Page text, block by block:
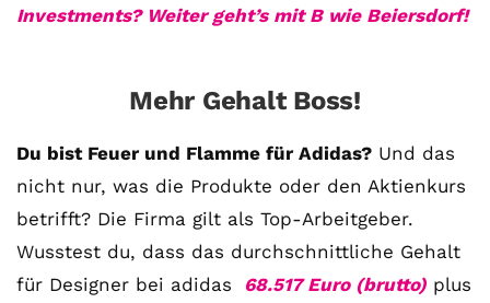
Investments? Weiter geht’s mit B wie Beiersdorf!
Mehr Gehalt Boss!
Du bist Feuer und Flamme für Adidas? Und das
nicht nur, was die Produkte oder den Aktienkurs
betrifft? Die Firma gilt als Top-Arbeitgeber.
Wusstest du, dass das durchschnittliche Gehalt
für Designer bei adidas
68.517 Euro (brutto) plus
Mit
dem
Laden